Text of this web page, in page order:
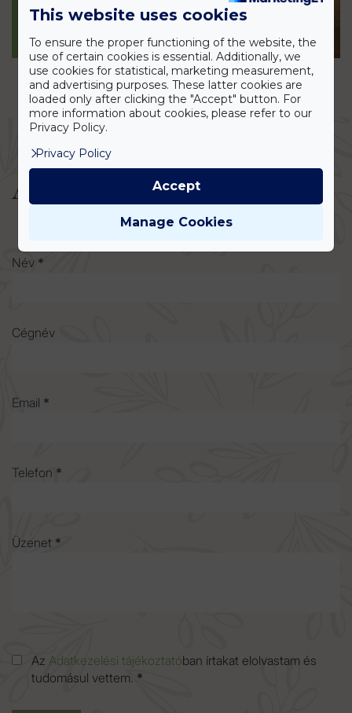
Ajánlatkérés
Név *
Cégnév
Email *
Telefon *
Üzenet *
Az Adatkezelési tájékoztatóban írtakat elolvastam és
tudomásul vettem. *
This website uses cookies
To ensure the proper functioning of the website, the
use of certain cookies is essential. Additionally, we
use cookies for statistical, marketing measurement,
and advertising purposes. These latter cookies are
loaded only after clicking the "Accept" button. For
more information about cookies, please refer to our
Privacy Policy.
Privacy Policy
Manage Cookies
Accept